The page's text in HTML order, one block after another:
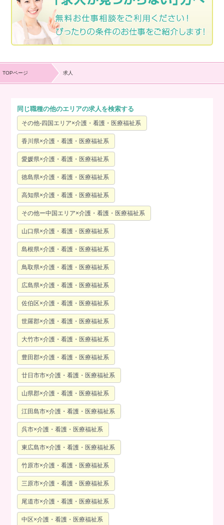
TOPページ 求人
同じ職種の他のエリアの求人を検索する
その他-四国エリア×介護・看護・医療福祉系
香川県×介護・看護・医療福祉系
愛媛県×介護・看護・医療福祉系
徳島県×介護・看護・医療福祉系
高知県×介護・看護・医療福祉系
その他ー中国エリア×介護・看護・医療福祉系
山口県×介護・看護・医療福祉系
島根県×介護・看護・医療福祉系
鳥取県×介護・看護・医療福祉系
広島県×介護・看護・医療福祉系
佐伯区×介護・看護・医療福祉系
世羅郡×介護・看護・医療福祉系
大竹市×介護・看護・医療福祉系
豊田郡×介護・看護・医療福祉系
廿日市市×介護・看護・医療福祉系
山県郡×介護・看護・医療福祉系
江田島市×介護・看護・医療福祉系
呉市×介護・看護・医療福祉系
東広島市×介護・看護・医療福祉系
竹原市×介護・看護・医療福祉系
三原市×介護・看護・医療福祉系
尾道市×介護・看護・医療福祉系
中区×介護・看護・医療福祉系